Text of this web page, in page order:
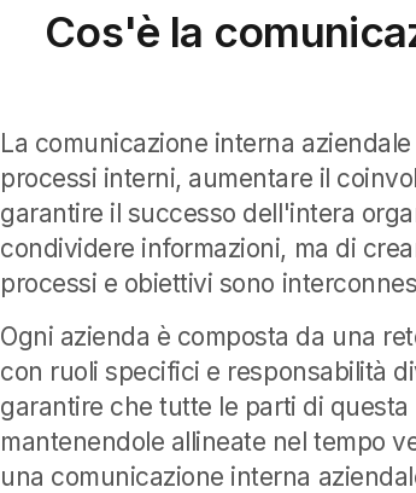
Cos'è la
La comunicazione interna
processi interni, aumentare il
garantire il successo dell'intera
condividere informazioni, ma di
processi e obiettivi sono
Ogni azienda è composta da una
con ruoli specifici e responsabilità
garantire che tutte le parti di
mantenendole allineate nel tempo
una comunicazione interna